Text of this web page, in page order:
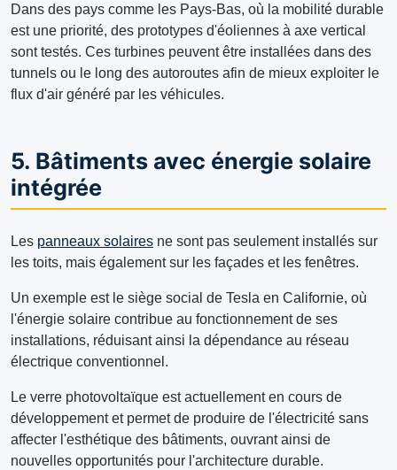
Dans des pays comme les Pays-Bas, où la mobilité durable
est une priorité, des prototypes d'éoliennes à axe vertical
sont testés. Ces turbines peuvent être installées dans des
tunnels ou le long des autoroutes afin de mieux exploiter le
flux d'air généré par les véhicules.
5. Bâtiments avec énergie solaire
intégrée
Les panneaux solaires ne sont pas seulement installés sur
les toits, mais également sur les façades et les fenêtres.
Un exemple est le siège social de Tesla en Californie, où
l'énergie solaire contribue au fonctionnement de ses
installations, réduisant ainsi la dépendance au réseau
électrique conventionnel.
Le verre photovoltaïque est actuellement en cours de
développement et permet de produire de l'électricité sans
affecter l'esthétique des bâtiments, ouvrant ainsi de
nouvelles opportunités pour l'architecture durable.